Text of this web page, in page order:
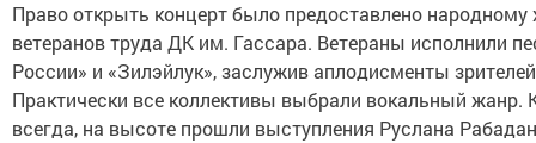
Право открыть концерт было предоставлено народному
ветеранов труда ДК им. Гассара. Ветераны исполнили
России» и «Зилэйлук», заслужив аплодисменты
Практически все коллективы выбрали вокальный жанр.
всегда, на высоте прошли выступления Руслана